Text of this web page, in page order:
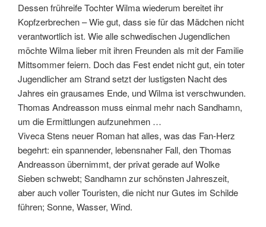
Dessen frühreife Tochter Wilma wiederum bereitet ihr
Kopfzerbrechen – Wie gut, dass sie für das Mädchen nicht
verantwortlich ist. Wie alle schwedischen Jugendlichen
möchte Wilma lieber mit ihren Freunden als mit der Familie
Mittsommer feiern. Doch das Fest endet nicht gut, ein toter
Jugendlicher am Strand setzt der lustigsten Nacht des
Jahres ein grausames Ende, und Wilma ist verschwunden.
Thomas Andreasson muss einmal mehr nach Sandhamn,
um die Ermittlungen aufzunehmen …
Viveca Stens neuer Roman hat alles, was das Fan-Herz
begehrt: ein spannender, lebensnaher Fall, den Thomas
Andreasson übernimmt, der privat gerade auf Wolke
Sieben schwebt; Sandhamn zur schönsten Jahreszeit,
aber auch voller Touristen, die nicht nur Gutes im Schilde
führen; Sonne, Wasser, Wind.